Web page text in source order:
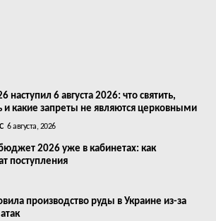
6 августа 2026: что святить,
и какие запреты не являются церковными
6 августа, 2026
2026 уже в кабинетах: как
поступления
производство руды в Украине из-за